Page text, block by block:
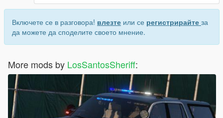
Включете се в разговора! влезте или се регистрирайте за
да можете да споделите своето мнение.
More mods by LosSantosSheriff: